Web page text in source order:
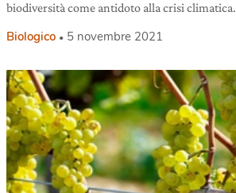
biodiversità come antidoto alla crisi climatica.
Biologico 5 novembre 2021